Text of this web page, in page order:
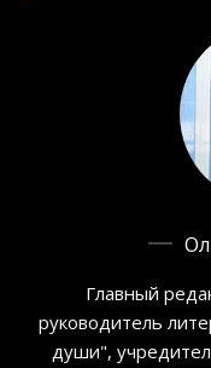
Главный
руководитель
души",